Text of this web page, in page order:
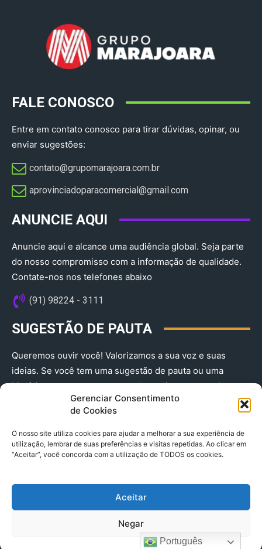
Gerenciar Consentimento
de Cookies
O nosso site utiliza cookies para ajudar a melhorar a sua experiência de
utilização, lembrar de suas preferências e visitas repetidas. Ao clicar em
“Aceitar”, você concorda com a utilização de TODOS os cookies.
Aceitar
Negar
FALE CONOSCO
Entre em contato conosco para tirar dúvidas, opinar, ou
enviar sugestões:
contato@grupomarajoara.com.br
aprovinciadoparacomercial@gmail.com​
ANUNCIE AQUI
Anuncie aqui e alcance uma audiência global. Seja parte
do nosso compromisso com a informação de qualidade.
Contate-nos nos telefones abaixo
(91) 98224 - 3111
SUGESTÃO DE PAUTA
Queremos ouvir você! Valorizamos a sua voz e suas
ideias. Se você tem uma sugestão de pauta ou uma
história que merece ser contada, envie-nos agora!
(91) 98224 - 3111
© 2025 A Província do Pará CNPJ: 04.901.141/0001-36 End .
Trav. Quintino Bocaiuva 2301, Ed. Rogério Fernandez – Sala
2701- Cremação – CEP 66045.315
Português